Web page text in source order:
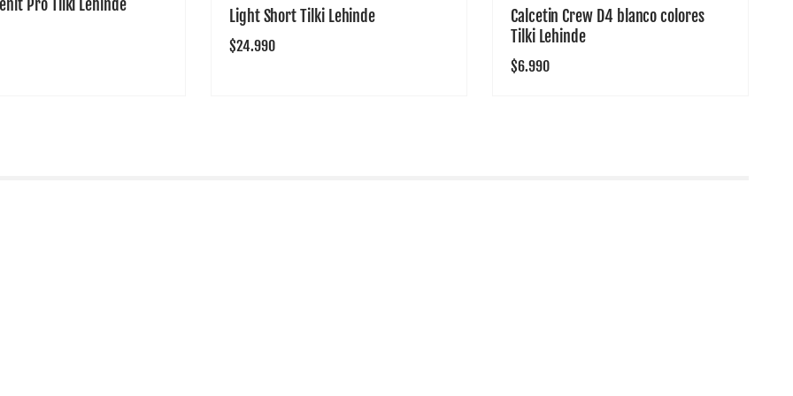
Pro Tilki Lehinde
Light Short Tilki Lehinde
Precio
$24.990
Calcetin Crew D4 blanco colores
Tilki Lehinde
Precio
$6.990